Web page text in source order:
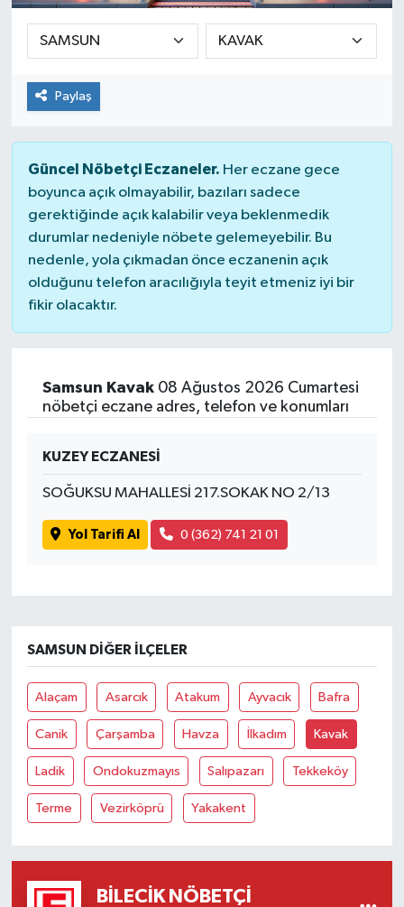
Paylaş
Güncel Nöbetçi Eczaneler. Her eczane gece
boyunca açık olmayabilir, bazıları sadece
gerektiğinde açık kalabilir veya beklenmedik
durumlar nedeniyle nöbete gelemeyebilir. Bu
nedenle, yola çıkmadan önce eczanenin açık
olduğunu telefon aracılığıyla teyit etmeniz iyi bir
fikir olacaktır.
Samsun Kavak08 Ağustos 2026 Cumartesi
nöbetçi eczane adres, telefon ve konumları
KUZEY ECZANESİ
SOĞUKSU MAHALLESİ 217.SOKAK NO 2/13
Yol Tarifi Al 0 (362) 741 21 01
SAMSUN DIĞER İLÇELER
Alaçam Asarcık Atakum Ayvacık Bafra
Canik Çarşamba Havza İlkadım Kavak
Ladik Ondokuzmayıs Salıpazarı Tekkeköy
Terme Vezirköprü Yakakent
BILECIK NÖBETÇI